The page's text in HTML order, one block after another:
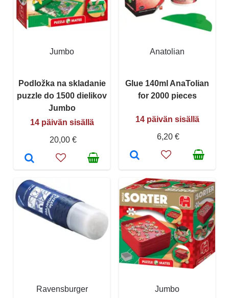
Jumbo
Podložka na skladanie
puzzle do 1500 dielikov
Jumbo
14 päivän sisällä
20,00 €
Anatolian
Glue 140ml AnaTolian
for 2000 pieces
14 päivän sisällä
6,20 €
Ravensburger Jumbo